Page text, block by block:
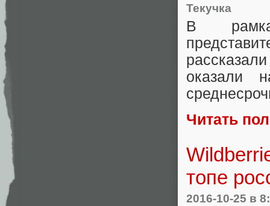
Текучка
В
оказали
Читать
топе
2016-10-25 в